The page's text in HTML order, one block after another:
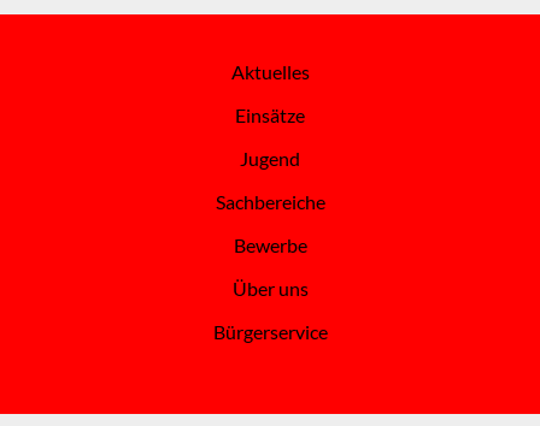
Aktuelles
Einsätze
Jugend
Sachbereiche
Bewerbe
Über uns
Bürgerservice